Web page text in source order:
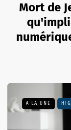
Mort de
A LA UNE